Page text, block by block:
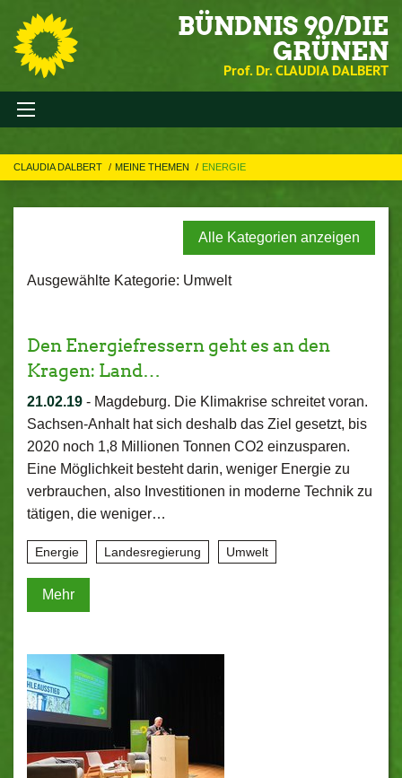
BÜNDNIS 90/DIE
GRÜNEN
Prof. Dr. CLAUDIA DALBERT
CLAUDIA DALBERT MEINE THEMEN ENERGIE
Alle Kategorien anzeigen
Ausgewählte Kategorie: Umwelt
Den Energiefressern geht es an den
Kragen: Land…
21.02.19 - Magdeburg. Die Klimakrise schreitet voran.
Sachsen-Anhalt hat sich deshalb das Ziel gesetzt, bis
2020 noch 1,8 Millionen Tonnen CO2 einzusparen.
Eine Möglichkeit besteht darin, weniger Energie zu
verbrauchen, also Investitionen in moderne Technik zu
tätigen, die weniger…
Energie Landesregierung Umwelt
Mehr